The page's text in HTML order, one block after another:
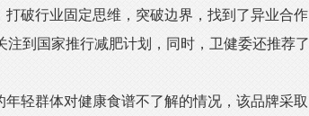
破行业固定思维，突破边界，找到了异业合作
到国家推行减肥计划，同时，卫健委还推荐了
群体对健康食谱不了解的情况，该品牌采取